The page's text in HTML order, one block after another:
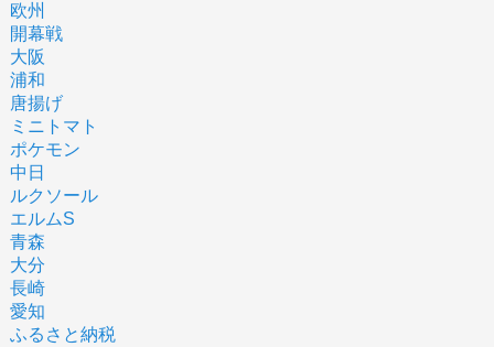
欧州
開幕戦
大阪
浦和
唐揚げ
ミニトマト
ポケモン
中日
ルクソール
エルムS
青森
大分
長崎
愛知
ふるさと納税